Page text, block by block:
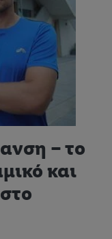
– το
και